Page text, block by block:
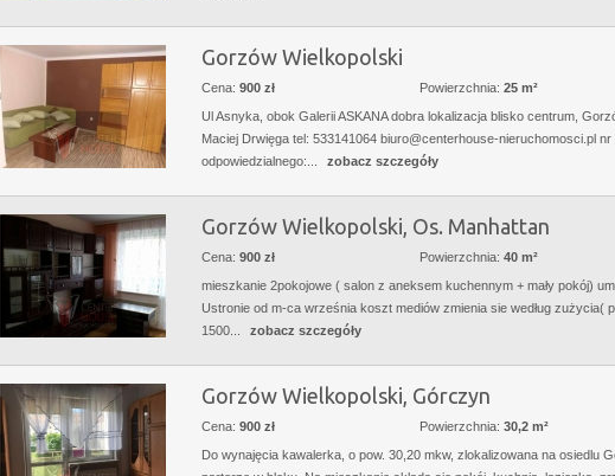
Gorzów Wielkopolski
Cena: 900 zł Powierzchnia: 25 m²
Ul Asnyka, obok Galerii ASKANA dobra lokalizacja blisko centrum,
Maciej Drwięga tel: 533141064 biuro@centerhouse-nieruchomosci.pl
odpowiedzialnego:...
zobacz szczegóły
Gorzów Wielkopolski, Os. Manhattan
Cena: 900 zł Powierzchnia: 40 m²
mieszkanie 2pokojowe ( salon z aneksem kuchennym + mały pokój)
Ustronie od m-ca września koszt mediów zmienia sie według zużycia(
1500...
zobacz szczegóły
Gorzów Wielkopolski, Górczyn
Cena: 900 zł Powierzchnia: 30,2 m²
Do wynajęcia kawalerka, o pow. 30,20 mkw, zlokalizowana na osiedlu